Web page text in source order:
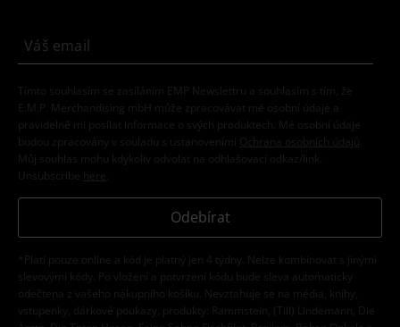
Tímto souhlasím se zasíláním EMP Newslettru a souhlasím s tím, že
E.M.P. Merchandising mbH může zpracovávat mé osobní údaje a
pravidelně mi posílat informace o svých produktech. Mé osobní údaje
budou zpracovány v souladu s ustanoveními
Ochrana osobních údajů
Můj souhlas mohu kdykoliv odvolat na odhlašovací odkaz/link.
Unsubscribe here
Odebírat
*Platí pouze online a kód je platný jen 4 týdny. Nelze kombinovat s jinými
slevovými kódy. Po vložení a potvrzení kódu bude sleva automaticky
odečtena z vašeho nákupního košíku. Nevztahuje se na média, knihy,
vstupenky, dárkové poukazy, produkty: Rammstein, (Till) Lindemann, Die